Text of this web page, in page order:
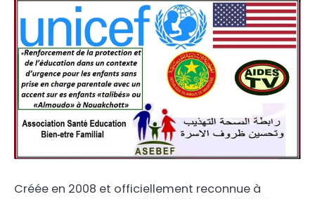
Créée en 2008 et officiellement reconnue à